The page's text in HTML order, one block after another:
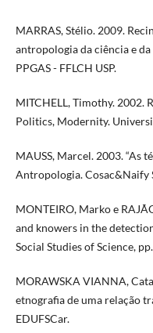
MARRAS, Stélio. 2009.
antropologia da ciência e
PPGAS - FFLCH USP.
MITCHELL, Timothy. 2002.
Politics, Modernity.
MAUSS, Marcel. 2003. “As
Antropologia. Cosac&Naify
MONTEIRO, Marko e
and knowers in the
Social Studies of Science,
MORAWSKA VIANNA,
etnografia de uma relação
EDUFSCar.